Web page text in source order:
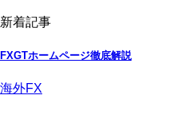
新着記事
FXGTホームページ徹底解説
海外FX